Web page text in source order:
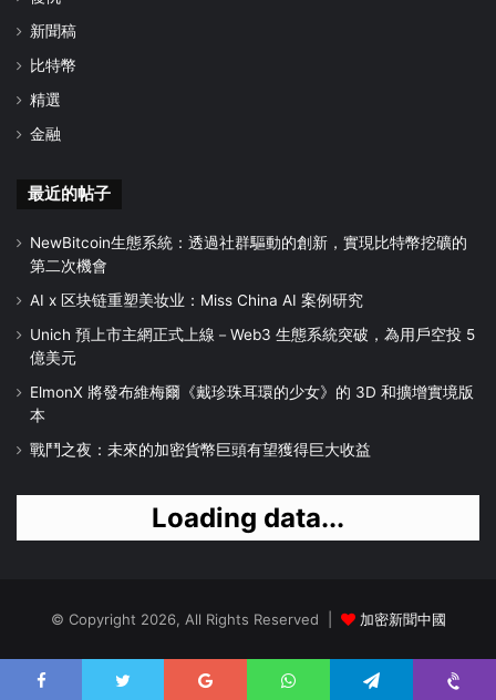
新聞稿
比特幣
精選
金融
最近的帖子
NewBitcoin生態系統：透過社群驅動的創新，實現比特幣挖礦的
第二次機會
AI x 区块链重塑美妆业：Miss China AI 案例研究
Unich 預上市主網正式上線－Web3 生態系統突破，為用戶空投 5
億美元
ElmonX 將發布維梅爾《戴珍珠耳環的少女》的 3D 和擴增實境版
本
戰鬥之夜：未來的加密貨幣巨頭有望獲得巨大收益
Loading data...
© Copyright 2026, All Rights Reserved | 加密新聞中國